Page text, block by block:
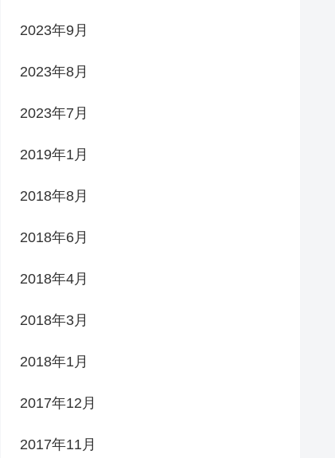
2023年9月
2023年8月
2023年7月
2019年1月
2018年8月
2018年6月
2018年4月
2018年3月
2018年1月
2017年12月
2017年11月